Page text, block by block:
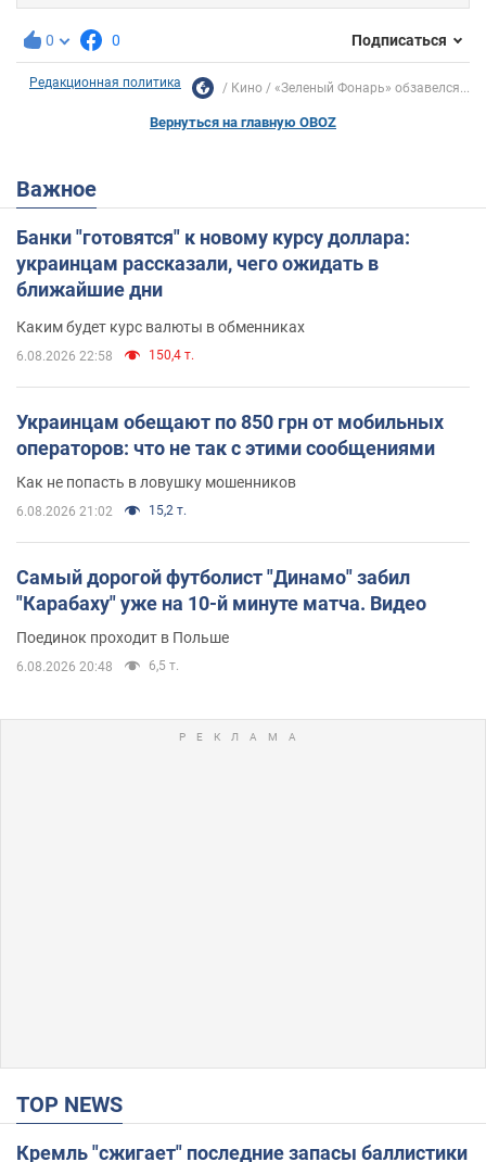
0 0 Подписаться
Редакционная политика Кино «Зеленый Фонарь» обзавелся...
Вернуться на главную OBOZ
Важное
Банки "готовятся" к новому курсу доллара:
украинцам рассказали, чего ожидать в
ближайшие дни
Каким будет курс валюты в обменниках
6.08.2026 22:58 150,4 т.
Украинцам обещают по 850 грн от мобильных
операторов: что не так с этими сообщениями
Как не попасть в ловушку мошенников
6.08.2026 21:02 15,2 т.
Самый дорогой футболист "Динамо" забил
"Карабаху" уже на 10-й минуте матча. Видео
Поединок проходит в Польше
6.08.2026 20:48 6,5 т.
TOP NEWS
Кремль "сжигает" последние запасы баллистики